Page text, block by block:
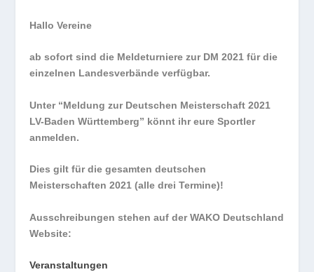
Hallo Vereine
ab sofort sind die Meldeturniere zur DM 2021 für die
einzelnen Landesverbände verfügbar.
Unter “Meldung zur Deutschen Meisterschaft 2021
LV-Baden Württemberg” könnt ihr eure Sportler
anmelden.
Dies gilt für die gesamten deutschen
Meisterschaften 2021 (alle drei Termine)!
Ausschreibungen stehen auf der WAKO Deutschland
Website:
Veranstaltungen